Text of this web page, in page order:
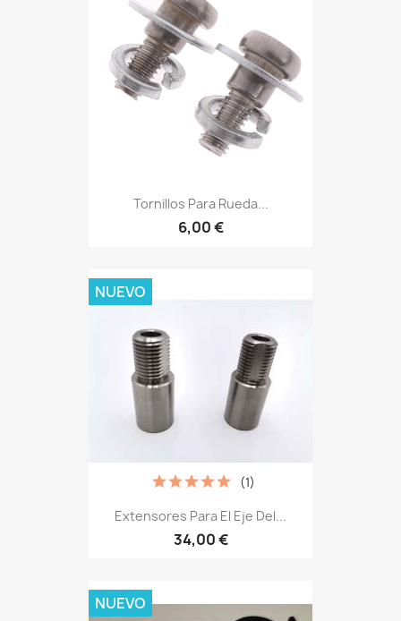
Tornillos Para Rueda...
6,00 €
Extensores Para El Eje Del...
34,00 €
(1)
NUEVO
NUEVO